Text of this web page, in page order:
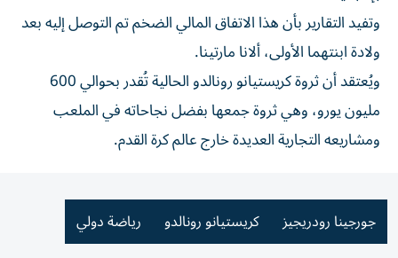
وتفيد التقارير بأن هذا الاتفاق المالي الضخم تم التوصل إليه بعد
ولادة ابنتهما الأولى، ألانا مارتينا.
ويُعتقد أن ثروة كريستيانو رونالدو الحالية تُقدر بحوالي 600
مليون يورو، وهي ثروة جمعها بفضل نجاحاته في الملعب
ومشاريعه التجارية العديدة خارج عالم كرة القدم.
جورجينا رودريجيز كريستيانو رونالدو رياضة دولي